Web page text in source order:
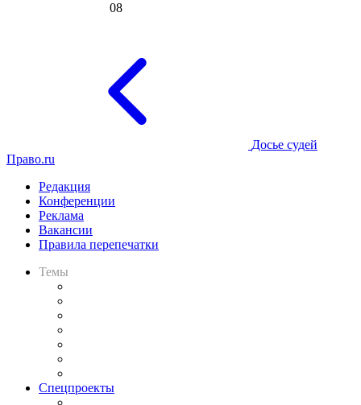
08
Досье судей
Право.ru
Редакция
Конференции
Реклама
Вакансии
Правила перепечатки
Темы
Спецпроекты